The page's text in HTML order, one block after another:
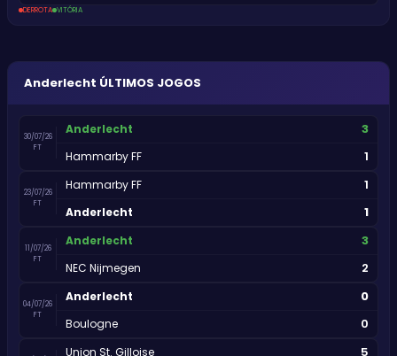
DERROTA VITÓRIA
Anderlecht ÚLTIMOS JOGOS
30/07/26
FT
Anderlecht 3
Hammarby FF 1
23/07/26
FT
Hammarby FF 1
Anderlecht 1
11/07/26
FT
Anderlecht 3
NEC Nijmegen 2
04/07/26
FT
Anderlecht 0
Boulogne 0
Union St. Gilloise 5